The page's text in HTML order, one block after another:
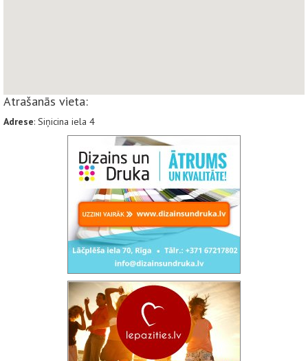
Atrašanās vieta:
Adrese: Siņicina iela 4